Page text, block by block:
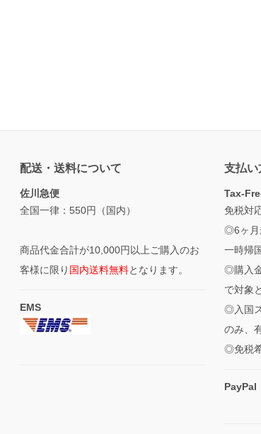
配送・送料について
佐川急便
全国一律：550円（国内）
商品代金合計が10,000円以上ご購入のお
客様に限り 国内送料無料となります。
EMS
支払い
Tax-
免税対
◎6ヶ月
一時帰
◎購入
で対象
◎入国
のみ、
◎免税
PayPal